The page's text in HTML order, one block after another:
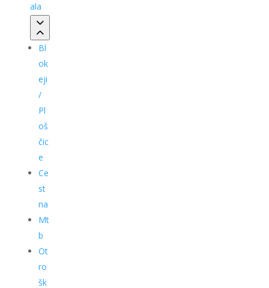
ala
Bl
ok
eji
/
Pl
oš
čic
e
Ce
st
na
Mt
b
Ot
ro
šk